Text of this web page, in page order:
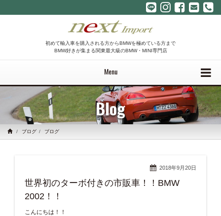
初めて輸入車を購入される方からBMWを極めている方まで
BMW好きが集まる関東最大級のBMW・MINI専門店
Menu
Blog
ブログ ブログ
2018年9月20日
世界初のターボ付きの市販車！！BMW
2002！！
こんにちは！！